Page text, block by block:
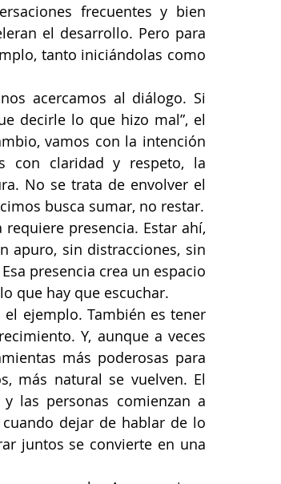
frecuentes y bien
el desarrollo. Pero para
tanto iniciándolas como
acercamos al diálogo. Si
decirle lo que hizo mal”, el
vamos con la intención
con claridad y respeto, la
No se trata de envolver el
busca sumar, no restar.
presencia. Estar ahí,
apuro, sin distracciones, sin
presencia crea un espacio
que hay que escuchar.
ejemplo. También es tener
Y, aunque a veces
más poderosas para
más natural se vuelven. El
las personas comienzan a
dejar de hablar de lo
juntos se convierte en una